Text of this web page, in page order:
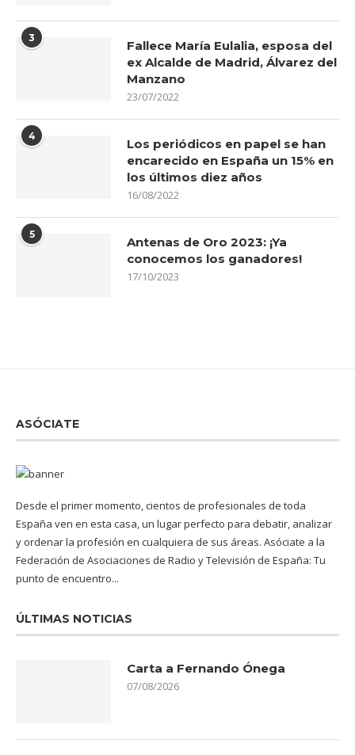
3
Fallece María Eulalia, esposa del
ex Alcalde de Madrid, Álvarez del
Manzano
23/07/2022
4
Los periódicos en papel se han
encarecido en España un 15% en
los últimos diez años
16/08/2022
5
Antenas de Oro 2023: ¡Ya
conocemos los ganadores!
17/10/2023
ASÓCIATE
Desde el primer momento, cientos de profesionales de toda
España ven en esta casa, un lugar perfecto para debatir, analizar
y ordenar la profesión en cualquiera de sus áreas. Asóciate a la
Federación de Asociaciones de Radio y Televisión de España: Tu
punto de encuentro...
ÚLTIMAS NOTICIAS
Carta a Fernando Ónega
07/08/2026